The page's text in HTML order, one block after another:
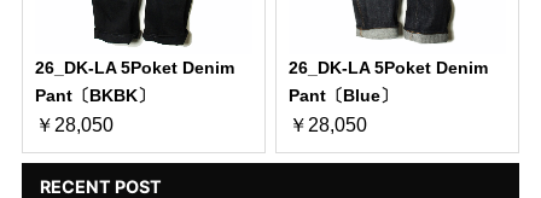
26_DK-LA 5Poket Denim
Pant〔BKBK〕
￥28,050
26_DK-LA 5Poket Denim
Pant〔Blue〕
￥28,050
RECENT POST